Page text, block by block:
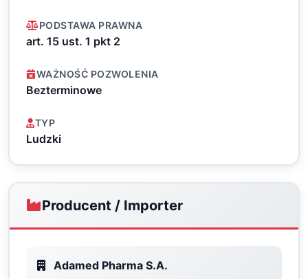
PODSTAWA PRAWNA
art. 15 ust. 1 pkt 2
WAŻNOŚĆ POZWOLENIA
Bezterminowe
TYP
Ludzki
Producent / Importer
Adamed Pharma S.A.